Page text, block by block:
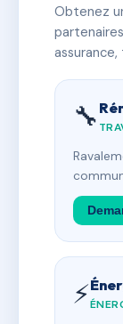
Obtenez
🔧
⚡